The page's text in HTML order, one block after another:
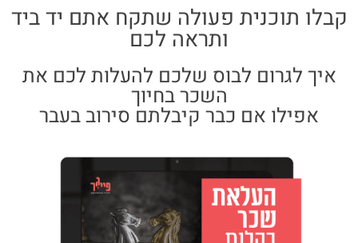
קבלו תוכנית פעולה שתקח אתם יד ביד
ותראה לכם
איך לגרום לבוס שלכם להעלות לכם את
השכר בחיוך
אפילו אם כבר קיבלתם סירוב בעבר